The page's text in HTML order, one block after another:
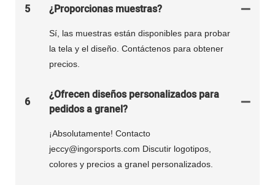
5 ¿Proporcionas muestras?
Sí, las muestras están disponibles para probar
la tela y el diseño. Contáctenos para obtener
precios.
6
¿Ofrecen diseños personalizados para
pedidos a granel?
¡Absolutamente! Contacto
jeccy@ingorsports.com Discutir logotipos,
colores y precios a granel personalizados.